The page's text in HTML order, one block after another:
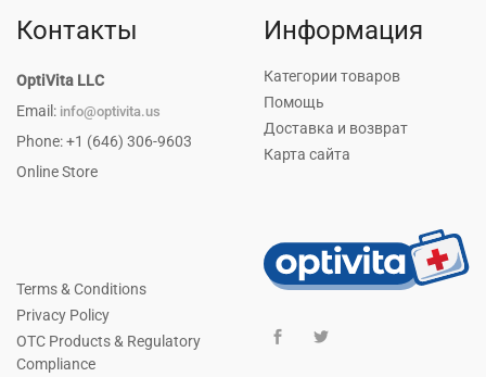
Контакты
OptiVita LLC
Email: info@optivita.us
Phone: +1 (646) 306-9603
Online Store
Информация
Категории товаров
Помощь
Доставка и возврат
Карта сайта
Terms & Conditions
Privacy Policy
OTC Products & Regulatory
Compliance